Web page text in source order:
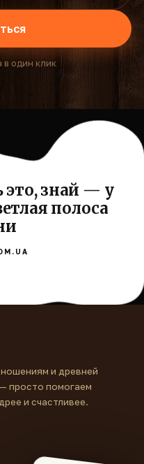
в один клик
знай — у
полоса
и древней
просто помогаем
и счастливее.